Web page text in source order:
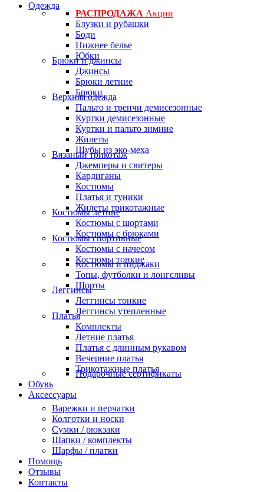
Одежда
РАСПРОДАЖА Акции
Блузки и рубашки
Боди
Нижнее белье
Юбки
Брюки и джинсы
Джинсы
Брюки летние
Брюки
Верхняя одежда
Пальто и тренчи демисезонные
Куртки демисезонные
Куртки и пальто зимние
Жилеты
Шубы из эко-меха
Вязаный трикотаж
Джемперы и свитеры
Кардиганы
Костюмы
Платья и туники
Жилеты трикотажные
Костюмы летние
Костюмы с шортами
Костюмы с брюками
Костюмы спортивные
Костюмы с начесом
Костюмы тонкие
Костюмы и пиджаки
Топы, футболки и лонгсливы
Шорты
Леггинсы
Леггинсы тонкие
Леггинсы утепленные
Платья
Комплекты
Летние платья
Платья с длинным рукавом
Вечерние платья
Трикотажные платья
Подарочные сертификаты
Обувь
Аксессуары
Варежки и перчатки
Колготки и носки
Сумки / рюкзаки
Шапки / комплекты
Шарфы / платки
Помощь
Отзывы
Контакты